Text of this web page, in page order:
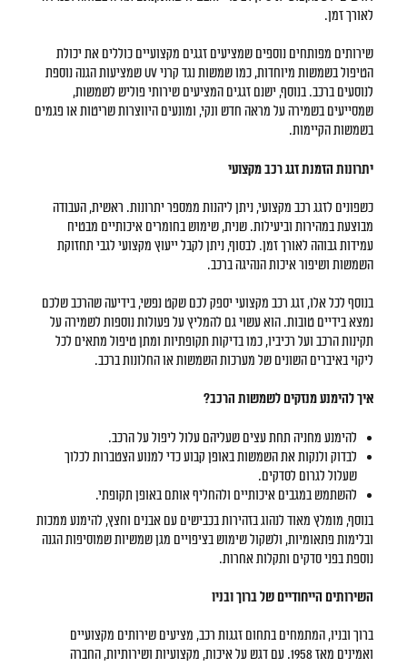
לאורך זמן.
שירותים מפותחים נוספים שמציעים זגגים מקצועיים כוללים את יכולת
הטיפול בשמשות מיוחדות, כמו שמשות נגד קרני UV שמציעות הגנה נוספת
לנוסעים ברכב. בנוסף, ישנם זגגים המציעים שירותי פוליש לשמשות,
שמסייעים בשמירה על מראה חדש ונקי, ומונעים היווצרות שריטות או פגמים
בשמשות הקיימות.
יתרונות הזמנת זגג רכב מקצועי
כשפונים לזגג רכב מקצועי, ניתן ליהנות ממספר יתרונות. ראשית, העבודה
מבוצעת במהירות וביעילות. שנית, שימוש בחומרים איכותיים מבטיח
עמידות גבוהה לאורך זמן. לבסוף, ניתן לקבל ייעוץ מקצועי לגבי תחזוקת
השמשות ושיפור איכות הנהיגה ברכב.
בנוסף לכל אלו, זגג רכב מקצועי יספק לכם שקט נפשי, בידיעה שהרכב שלכם
נמצא בידיים טובות. הוא עשוי גם להמליץ על פעולות נוספות לשמירה על
תקינות הרכב ועל רכיביו, כמו בדיקות תקופתיות ומתן טיפול מתאים לכל
ליקוי באיברים השונים של מערכות השמשות או החלונות ברכב.
איך להימנע מנזקים לשמשות הרכב?
להימנע מחניה תחת עצים שעליהם עלול ליפול על הרכב.
לבדוק ולנקות את השמשות באופן קבוע כדי למנוע הצטברות לכלוך
שעלול לגרום לסדקים.
להשתמש במגבים איכותיים ולהחליף אותם באופן תקופתי.
בנוסף, מומלץ מאוד לנהוג בזהירות בכבישים עם אבנים וחצץ, להימנע ממכות
ובלימות פתאומיות, ולשקול שימוש בציפויים מגן שמשיות שמוסיפות הגנה
נוספת בפני סדקים ותקלות אחרות.
השירותים הייחודיים של ברוך ובניו
ברוך ובניו, המתמחים בתחום זגגות רכב, מציעים שירותים מקצועיים
ואמינים מאז 1958. עם דגש על איכות, מקצועיות ושירותיות, החברה